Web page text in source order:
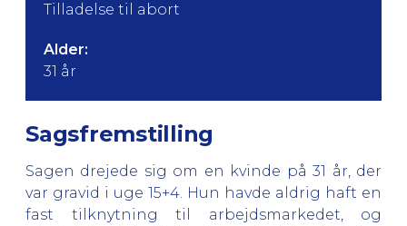
Tilladelse til abort
Alder:
31 år
Sagsfremstilling
Sagen drejede sig om en kvinde på 31 år, der
var gravid i uge 15+4. Hun havde aldrig haft en
fast tilknytning til arbejdsmarkedet, og